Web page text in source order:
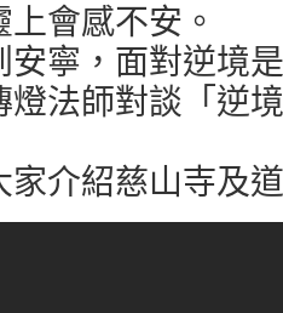
會感不安。
寧，面對逆境
法師對談「逆境
介紹慈山寺及